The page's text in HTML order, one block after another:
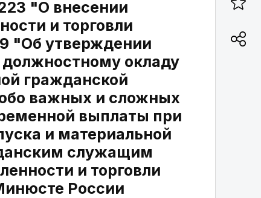
"О внесении
и торговли
"Об утверждении
окладу
гражданской
важных и сложных
выплаты при
и материальной
служащим
и торговли
России